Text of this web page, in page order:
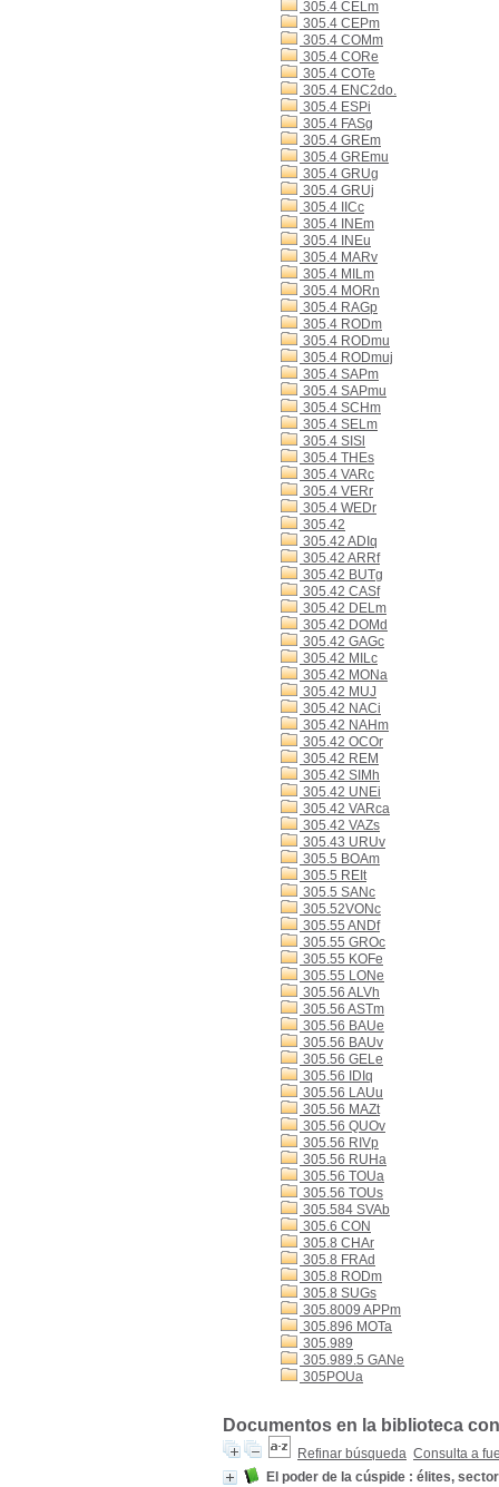
305.4 CELm
305.4 CEPm
305.4 COMm
305.4 CORe
305.4 COTe
305.4 ENC2do.
305.4 ESPi
305.4 FASg
305.4 GREm
305.4 GREmu
305.4 GRUg
305.4 GRUj
305.4 IICc
305.4 INEm
305.4 INEu
305.4 MARv
305.4 MILm
305.4 MORn
305.4 RAGp
305.4 RODm
305.4 RODmu
305.4 RODmuj
305.4 SAPm
305.4 SAPmu
305.4 SCHm
305.4 SELm
305.4 SISl
305.4 THEs
305.4 VARc
305.4 VERr
305.4 WEDr
305.42
305.42 ADIq
305.42 ARRf
305.42 BUTg
305.42 CASf
305.42 DELm
305.42 DOMd
305.42 GAGc
305.42 MILc
305.42 MONa
305.42 MUJ
305.42 NACi
305.42 NAHm
305.42 OCOr
305.42 REM
305.42 SIMh
305.42 UNEi
305.42 VARca
305.42 VAZs
305.43 URUv
305.5 BOAm
305.5 REIt
305.5 SANc
305.52VONc
305.55 ANDf
305.55 GROc
305.55 KOFe
305.55 LONe
305.56 ALVh
305.56 ASTm
305.56 BAUe
305.56 BAUv
305.56 GELe
305.56 IDIq
305.56 LAUu
305.56 MAZt
305.56 QUOv
305.56 RIVp
305.56 RUHa
305.56 TOUa
305.56 TOUs
305.584 SVAb
305.6 CON
305.8 CHAr
305.8 FRAd
305.8 RODm
305.8 SUGs
305.8009 APPm
305.896 MOTa
305.989
305.989.5 GANe
305POUa
Documentos en la biblioteca
Refinar búsqueda Consulta a
El poder de la cúspide : élites,